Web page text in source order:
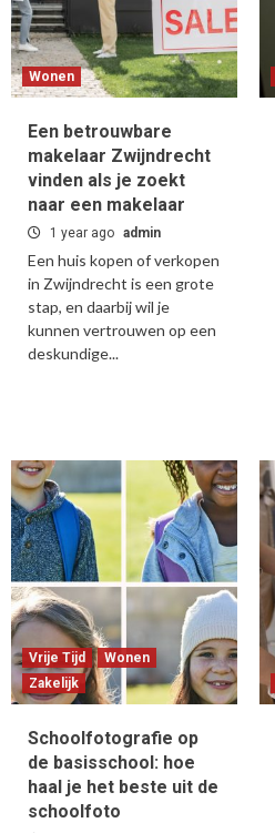
Wonen
Een betrouwbare
makelaar Zwijndrecht
vinden als je zoekt
naar een makelaar
1 year ago admin
Een huis kopen of verkopen
in Zwijndrecht is een grote
stap, en daarbij wil je
kunnen vertrouwen op een
deskundige...
Vrije Tijd
Wonen
Zakelijk
Schoolfotografie op
de basisschool: hoe
haal je het beste uit de
schoolfoto